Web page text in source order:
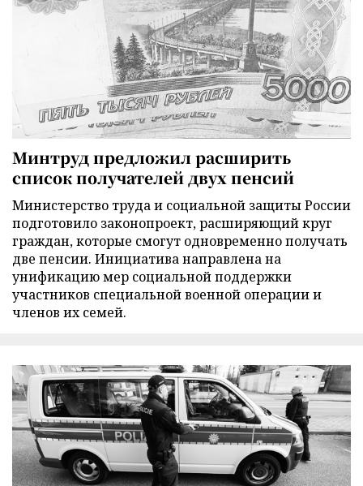
Минтруд предложил расширить
список получателей двух пенсий
Министерство труда и социальной защиты России
подготовило законопроект, расширяющий круг
граждан, которые смогут одновременно получать
две пенсии. Инициатива направлена на
унификацию мер социальной поддержки
участников специальной военной операции и
членов их семей.